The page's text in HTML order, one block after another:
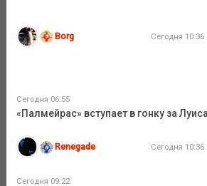
Borg Сегодня 10:36
Сегодня 06:55
«Палмейрас» вступает в гонку за
Renegade Сегодня 10:36
Сегодня 09:22